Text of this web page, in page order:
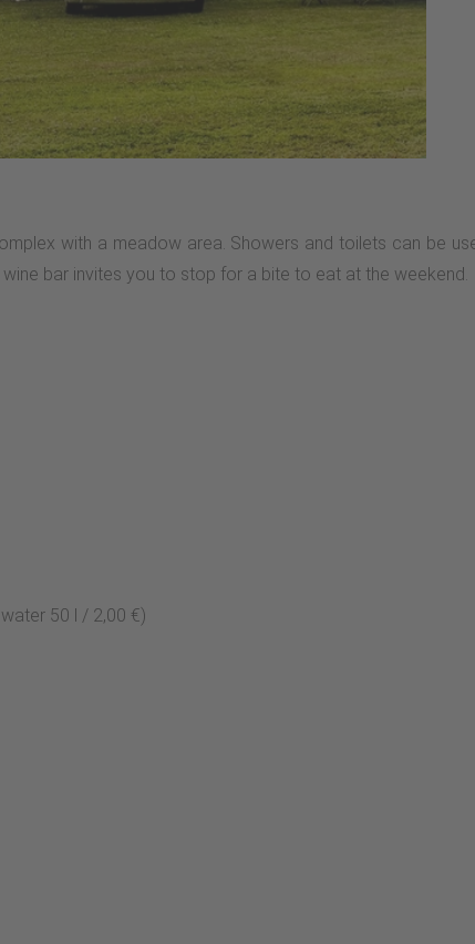
with a meadow area. Showers and toilets can be
bar invites you to stop for a bite to eat at the weekend.
50 l / 2,00 €)